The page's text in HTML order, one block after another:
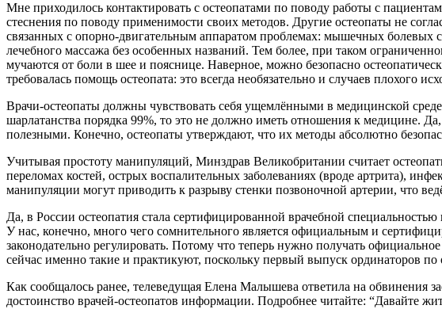
Мне приходилось контактировать с остеопатами по поводу работы с
стеснения по поводу применимости своих методов. Другие остеопаты не
связанных с опорно-двигательным аппаратом проблемах: мышечных болевых
лечебного массажа без особенных названий. Тем более, при таком
мучаются от боли в шее и пояснице. Наверное, можно безопасно
требовалась помощь остеопата: это всегда необязательно и случаев плохого
Врачи-остеопаты должны чувствовать себя ущемлёнными в медицинской
шарлатанства порядка 99%, то это не должно иметь отношения к медицине.
полезными. Конечно, остеопаты утверждают, что их методы абсолютно
Учитывая простоту манипуляций, Минздрав Великобритании считает
переломах костей, острых воспалительных заболеваниях (вроде артрита),
манипуляции могут приводить к разрыву стенки позвоночной артерии, что
Да, в России остеопатия стала сертифицированной врачебной
У нас, конечно, много чего сомнительного является официальным и
законодательно регулировать. Потому что теперь нужно получать
сейчас именно такие и практикуют, поскольку первый выпуск ординаторов по
Как сообщалось ранее, телеведущая Елена Малышева ответила на
достоинство врачей-остеопатов информации. Подробнее читайте: “Давайте